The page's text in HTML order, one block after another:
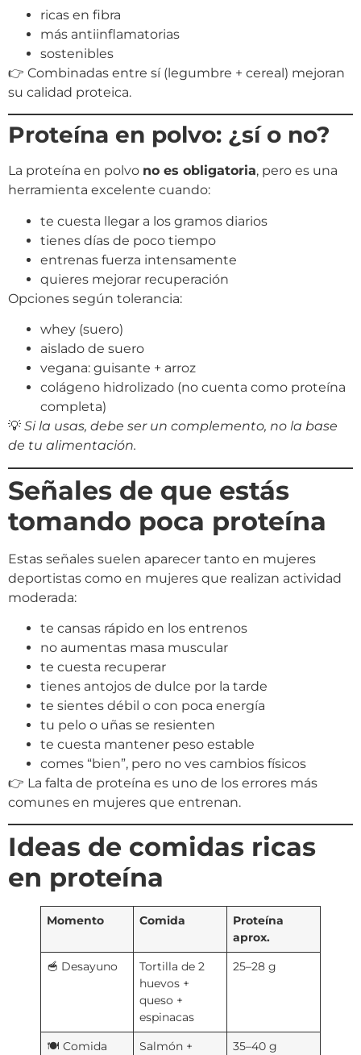
ricas en fibra
más antiinflamatorias
sostenibles
👉 Combinadas entre sí (legumbre + cereal) mejoran
su calidad proteica.
Proteína en polvo: ¿sí o no?
La proteína en polvo no es obligatoria, pero es una
herramienta excelente cuando:
te cuesta llegar a los gramos diarios
tienes días de poco tiempo
entrenas fuerza intensamente
quieres mejorar recuperación
Opciones según tolerancia:
whey (suero)
aislado de suero
vegana: guisante + arroz
colágeno hidrolizado (no cuenta como proteína
completa)
💡 Si la usas, debe ser un complemento, no la base
de tu alimentación.
Señales de que estás
tomando poca proteína
Estas señales suelen aparecer tanto en mujeres
deportistas como en mujeres que realizan actividad
moderada:
te cansas rápido en los entrenos
no aumentas masa muscular
te cuesta recuperar
tienes antojos de dulce por la tarde
te sientes débil o con poca energía
tu pelo o uñas se resienten
te cuesta mantener peso estable
comes “bien”, pero no ves cambios físicos
👉 La falta de proteína es uno de los errores más
comunes en mujeres que entrenan.
Ideas de comidas ricas
en proteína
Momento Comida
Proteína
aprox.
🥣 Desayuno
Tortilla de 2
huevos +
queso +
espinacas
25–28 g
🍽️ Comida
Salmón +
35–40 g